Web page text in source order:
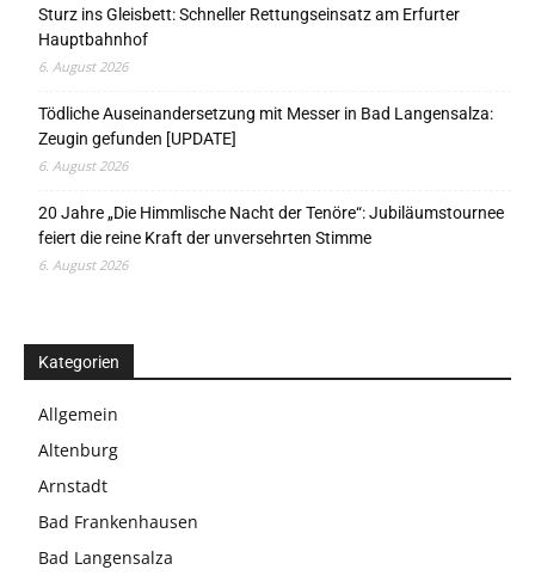
Sturz ins Gleisbett: Schneller Rettungseinsatz am Erfurter
Hauptbahnhof
6. August 2026
Tödliche Auseinandersetzung mit Messer in Bad Langensalza:
Zeugin gefunden [UPDATE]
6. August 2026
20 Jahre „Die Himmlische Nacht der Tenöre“: Jubiläumstournee
feiert die reine Kraft der unversehrten Stimme
6. August 2026
Kategorien
Allgemein
Altenburg
Arnstadt
Bad Frankenhausen
Bad Langensalza